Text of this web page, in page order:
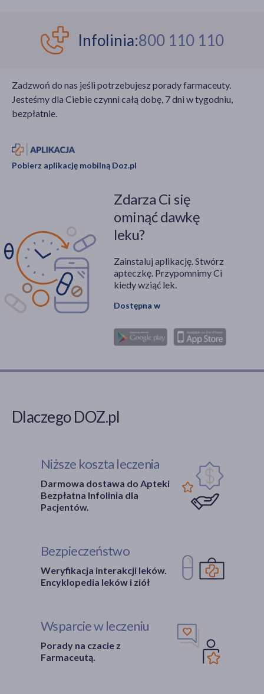
tej choroby
metabolicznej?Infolinia:800 110 110
Zadzwoń do nas jeśli potrzebujesz porady farmaceuty.
Jesteśmy dla Ciebie czynni całą dobę, 7 dni w tygodniu,
bezpłatnie.
Pobierz aplikację mobilną Doz.pl
Zdarza Ci się
ominąć dawkę
leku?
Zainstaluj aplikację. Stwórz
apteczkę. Przypomnimy Ci
kiedy wziąć lek.
Dostępna w
Dlaczego DOZ.pl
Niższe koszta leczenia
Darmowa dostawa do Apteki
Bezpłatna Infolinia dla
Pacjentów.
Bezpieczeństwo
Weryfikacja interakcji leków.
Encyklopedia leków i ziół
Wsparcie w leczeniu
Porady na czacie z
Farmaceutą.